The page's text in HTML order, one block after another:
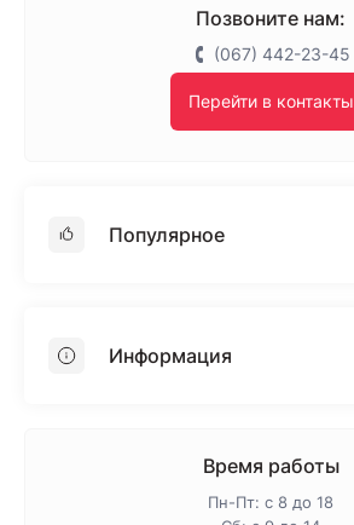
Позвоните нам:
(067) 442-23-45
Перейти в контакты
Популярное
ПенопластИнформация
Время работы
Пн-Пт: с 8 до 18